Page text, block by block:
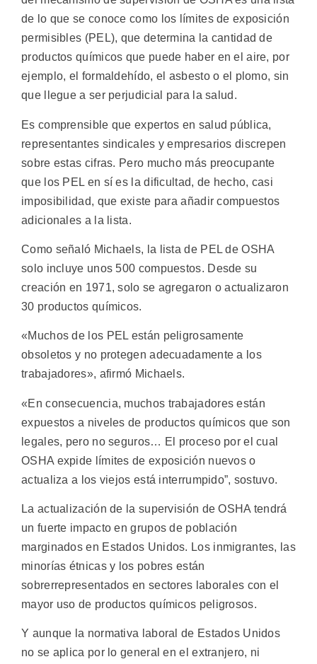
de lo que se conoce como los límites de exposición
permisibles (PEL), que determina la cantidad de
productos químicos que puede haber en el aire, por
ejemplo, el formaldehído, el asbesto o el plomo, sin
que llegue a ser perjudicial para la salud.
Es comprensible que expertos en salud pública,
representantes sindicales y empresarios discrepen
sobre estas cifras. Pero mucho más preocupante
que los PEL en sí es la dificultad, de hecho, casi
imposibilidad, que existe para añadir compuestos
adicionales a la lista.
Como señaló Michaels, la lista de PEL de OSHA
solo incluye unos 500 compuestos. Desde su
creación en 1971, solo se agregaron o actualizaron
30 productos químicos.
«Muchos de los PEL están peligrosamente
obsoletos y no protegen adecuadamente a los
trabajadores», afirmó Michaels.
«En consecuencia, muchos trabajadores están
expuestos a niveles de productos químicos que son
legales, pero no seguros… El proceso por el cual
OSHA expide límites de exposición nuevos o
actualiza a los viejos está interrumpido”, sostuvo.
La actualización de la supervisión de OSHA tendrá
un fuerte impacto en grupos de población
marginados en Estados Unidos. Los inmigrantes, las
minorías étnicas y los pobres están
sobrerrepresentados en sectores laborales con el
mayor uso de productos químicos peligrosos.
Y aunque la normativa laboral de Estados Unidos
no se aplica por lo general en el extranjero, ni